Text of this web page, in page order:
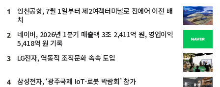
1
인천공항, 7월 1일부터 제2여객터미널로 진에어 이전 배
치
2
네이버, 2026년 1분기 매출액 3조 2,411억 원, 영업이익
5,418억 원 기록
3 LG전자, 역동적 조직문화 속속 도입
4 삼성전자, ‘광주국제 IoT·로봇 박람회’ 참가